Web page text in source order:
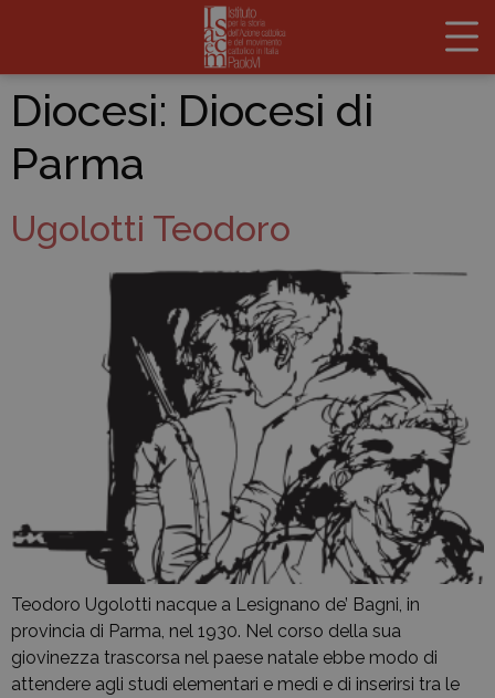
Diocesi: Diocesi di
Parma
Ugolotti Teodoro
Teodoro Ugolotti nacque a Lesignano de’ Bagni, in
provincia di Parma, nel 1930. Nel corso della sua
giovinezza trascorsa nel paese natale ebbe modo di
attendere agli studi elementari e medi e di inserirsi tra le